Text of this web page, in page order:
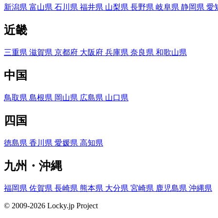
新潟県 富山県 石川県 福井県 山梨県 長野県 岐阜県 静岡県 愛
近畿
三重県 滋賀県 京都府 大阪府 兵庫県 奈良県 和歌山県
中国
鳥取県 島根県 岡山県 広島県 山口県
四国
徳島県 香川県 愛媛県 高知県
九州・沖縄
福岡県 佐賀県 長崎県 熊本県 大分県 宮崎県 鹿児島県 沖縄県
© 2009-2026 Locky.jp Project